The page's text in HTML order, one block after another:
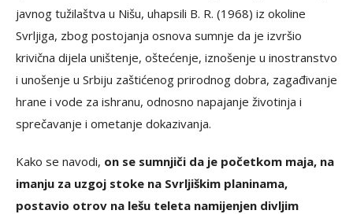
javnog tužilaštva u Nišu, uhapsili B. R. (1968) iz okoline
Svrljiga, zbog postojanja osnova sumnje da je izvršio
krivična dijela uništenje, oštećenje, iznošenje u inostranstvo
i unošenje u Srbiju zaštićenog prirodnog dobra, zagađivanje
hrane i vode za ishranu, odnosno napajanje životinja i
sprečavanje i ometanje dokazivanja.
Kako se navodi, on se sumnjiči da je početkom maja, na
imanju za uzgoj stoke na Svrljiškim planinama,
postavio otrov na lešu teleta namijenjen divljim